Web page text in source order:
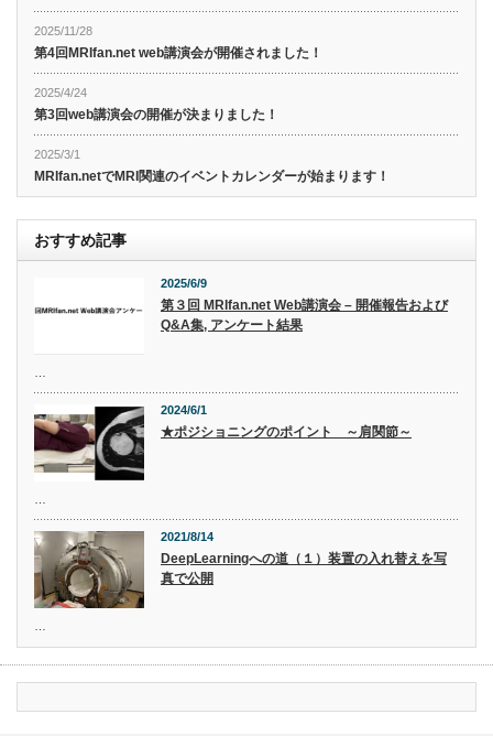
2025/11/28
第4回MRIfan.net web講演会が開催されました！
2025/4/24
第3回web講演会の開催が決まりました！
2025/3/1
MRIfan.netでMRI関連のイベントカレンダーが始まります！
おすすめ記事
2025/6/9
第３回 MRIfan.net Web講演会 – 開催報告および
Q&A集, アンケート結果
2024/6/1
★ポジショニングのポイント ～肩関節～
2021/8/14
DeepLearningへの道（１）装置の入れ替えを写
真で公開